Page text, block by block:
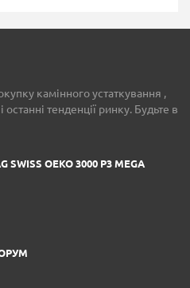
камінного устаткування ,
тенденції ринку. Будьте в
OEKO 3000 P3 MEGA